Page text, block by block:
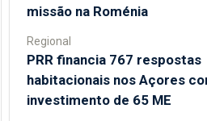
missão na Roménia
Regional
PRR financia 767 respostas
habitacionais nos Açores
investimento de 65 ME